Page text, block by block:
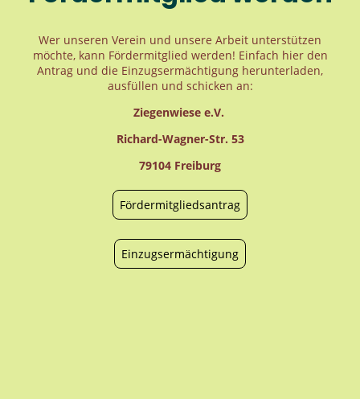
Wer unseren Verein und unsere Arbeit unterstützen
möchte, kann Fördermitglied werden! Einfach hier den
Antrag und die Einzugsermächtigung herunterladen,
ausfüllen und schicken an:
Ziegenwiese e.V.
Richard-Wagner-Str. 53
79104 Freiburg
Fördermitgliedsantrag
Einzugsermächtigung